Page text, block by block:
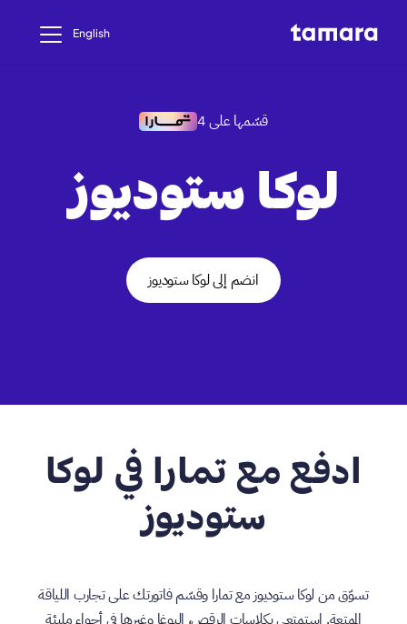
English
قسّمها على 4
لوكا ستوديوز
انضم إلى لوكا ستوديوز
ادفع مع تمارا في لوكا
ستوديوز
تسوّق من لوكا ستوديوز مع تمارا وقسّم فاتورتك على تجارب اللياقة
الممتعة. استمتعي بكلاسات الرقص، اليوغا وغيرها في أجواء مليئة